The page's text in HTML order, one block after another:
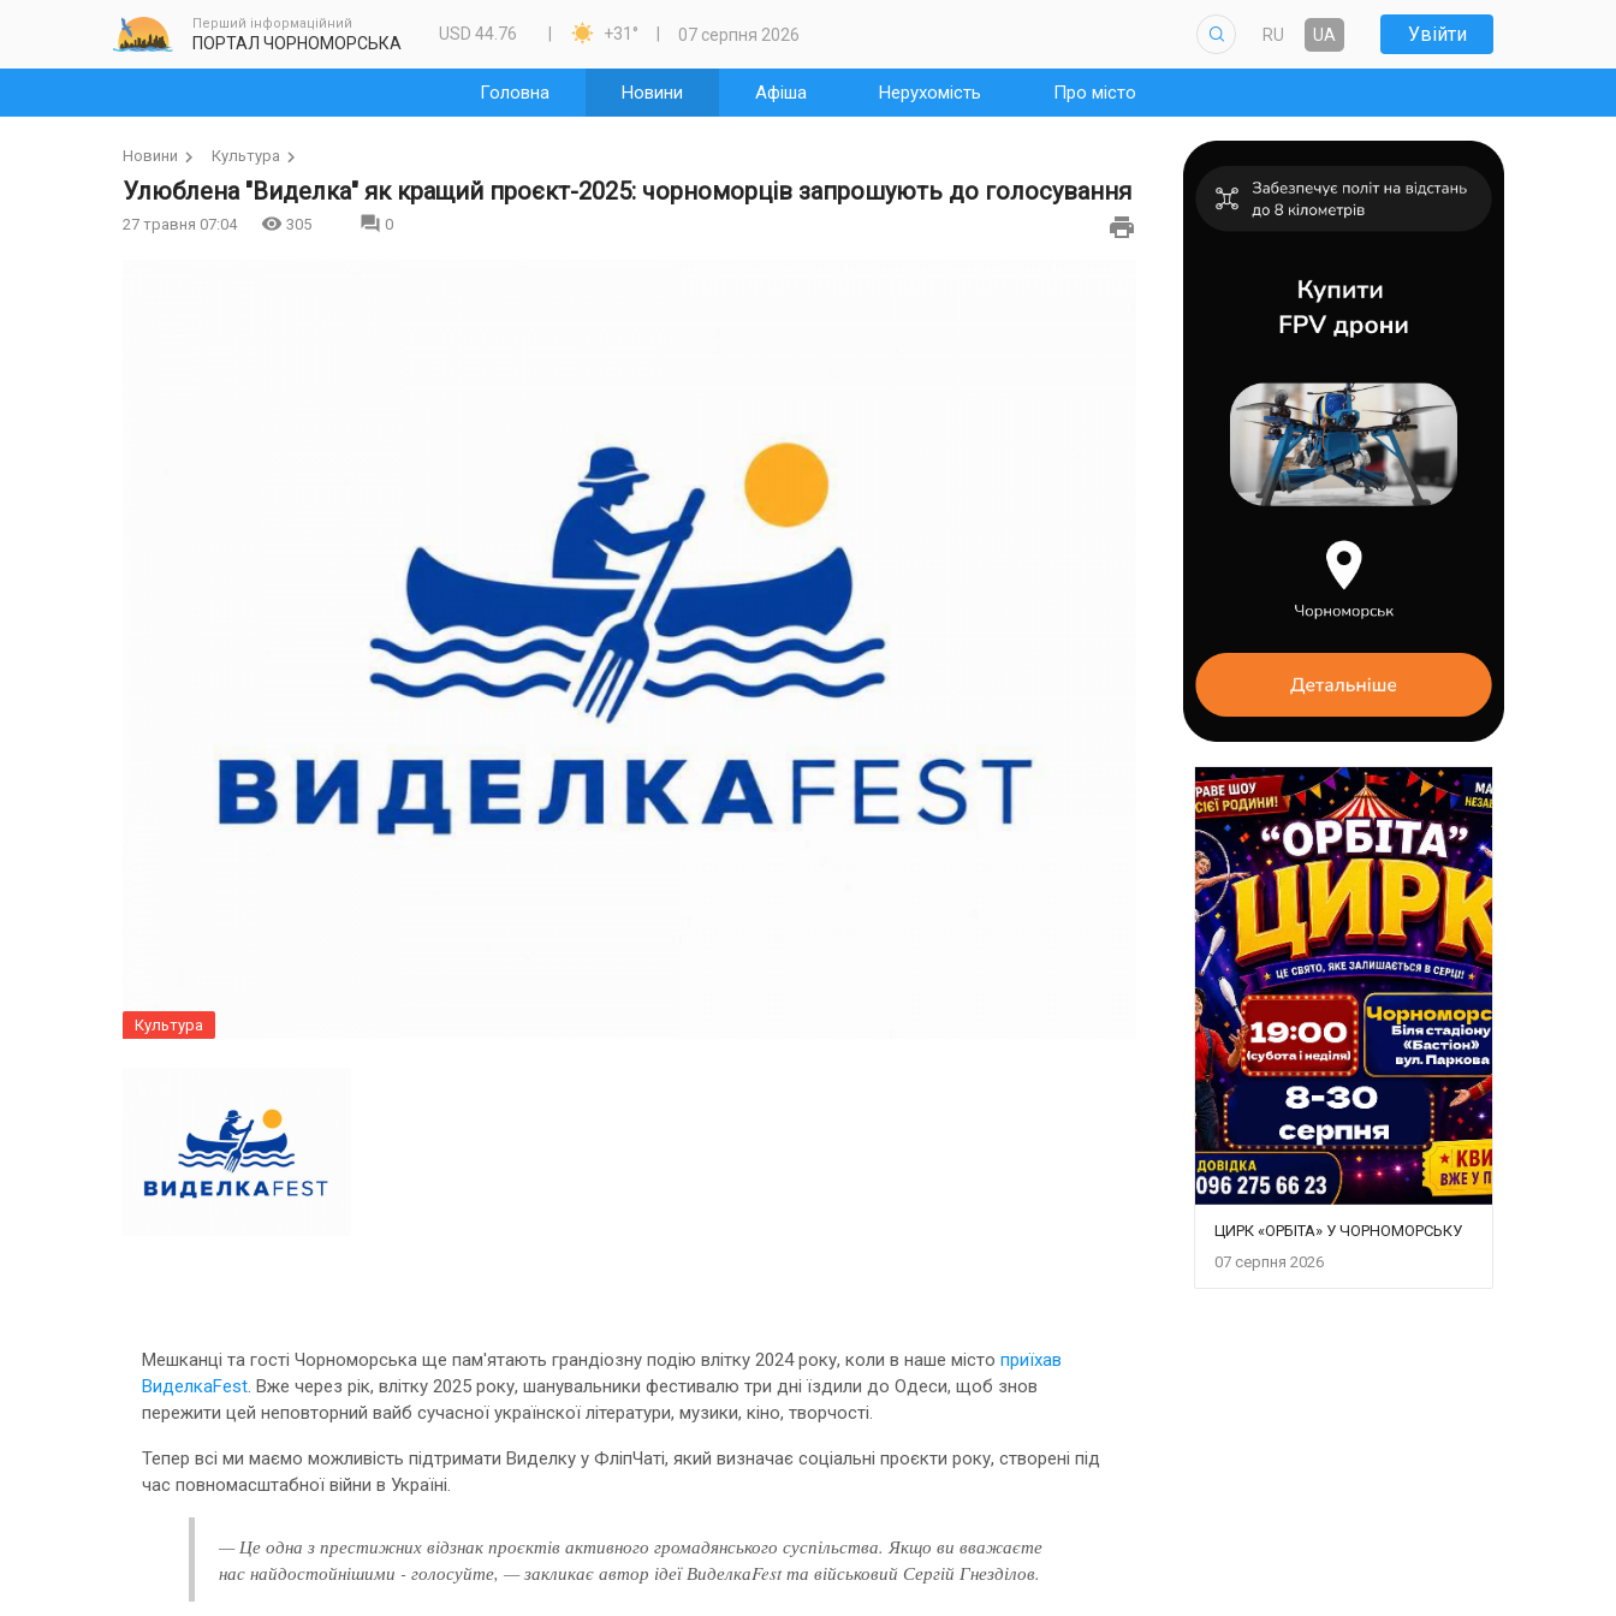
Перший інформаційний
ПОРТАЛ ЧОРНОМОРСЬКА USD 44.76  +31 ° 07 серпня 2026 RU UA Увійти
Головна Новини Афіша Нерухомість Про місто
Новини Культура
Улюблена "Виделка" як кращий проєкт-2025: чорноморців запрошують до голосування
27 травня 07:04 305 0
Культура
Мешканці та гості Чорноморська ще пам'ятають грандіозну подію влітку 2024 року, коли в наше місто приїхав
ВиделкаFest. Вже через рік, влітку 2025 року, шанувальники фестивалю три дні їздили до Одеси, щоб знов
пережити цей неповторний вайб сучасної українскої літератури, музики, кіно, творчості.
Тепер всі ми маємо можливість підтримати Виделку у ФліпЧаті, який визначає соціальні проєкти року, створені під
час повномасштабної війни в Україні.
— Це одна з престижних відзнак проєктів активного громадянського суспільства. Якщо ви вважаєте
нас найдостойнішими - голосуйте, — закликає автор ідеї ВиделкаFest та військовий Сергій Гнезділов.
ЦИРК «ОРБІТА» У ЧОРНОМОРСЬКУ
07 серпня 2026